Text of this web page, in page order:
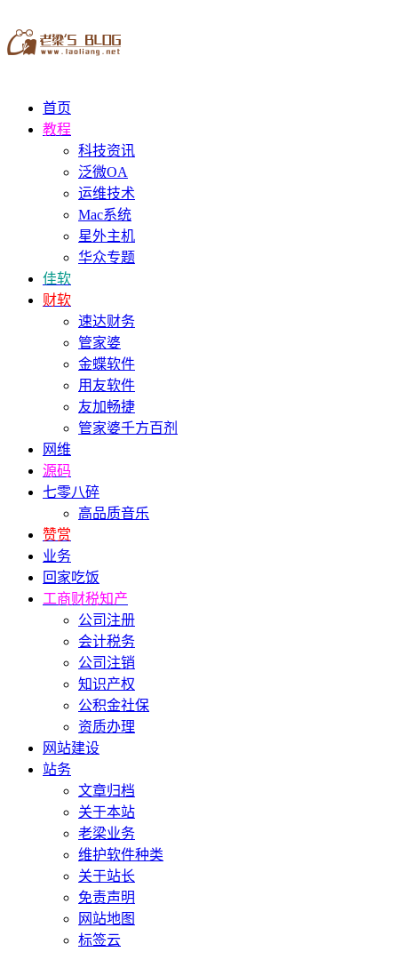
首页
教程
科技资讯
泛微OA
运维技术
Mac系统
星外主机
华众专题
佳软
财软
速达财务
管家婆
金蝶软件
用友软件
友加畅捷
管家婆千方百剂
网维
源码
七零八碎
高品质音乐
赞赏
业务
回家吃饭
工商财税知产
公司注册
会计税务
公司注销
知识产权
公积金社保
资质办理
网站建设
站务
文章归档
关于本站
老梁业务
维护软件种类
关于站长
免责声明
网站地图
标签云